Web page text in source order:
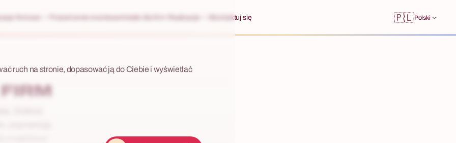
firmowe Skontaktuj się 🇵🇱Polski
ruch na stronie, dopasować ją do Ciebie i wyświetlać